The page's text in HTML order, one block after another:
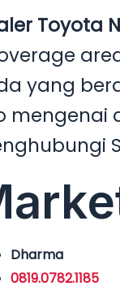
Toyota
yang
mengenai
Dharma
0819.0782.1185